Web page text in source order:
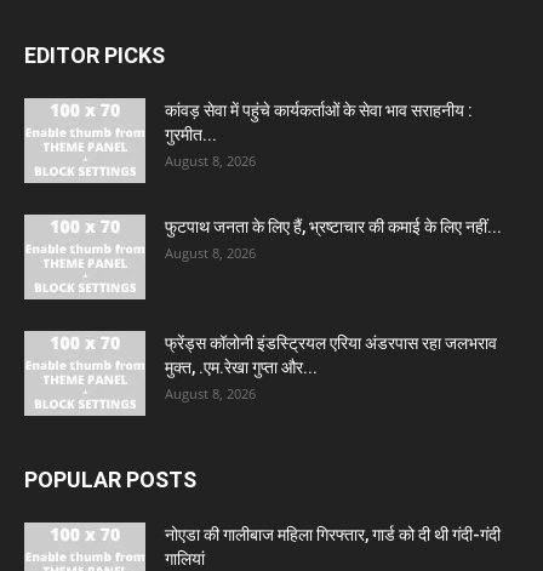
EDITOR PICKS
कांवड़ सेवा में पहुंचे कार्यकर्ताओं के सेवा भाव सराहनीय :
गुरमीत...
August 8, 2026
फुटपाथ जनता के लिए हैं, भ्रष्टाचार की कमाई के लिए नहीं...
August 8, 2026
फ्रेंड्स कॉलोनी इंडस्ट्रियल एरिया अंडरपास रहा जलभराव
मुक्त, .एम.रेखा गुप्ता और...
August 8, 2026
POPULAR POSTS
नोएडा की गालीबाज महिला गिरफ्तार, गार्ड को दी थी गंदी-गंदी
गालियां